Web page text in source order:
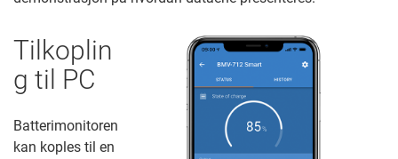
Tilkoplin
g til PC
Batterimonitoren
kan koples til en